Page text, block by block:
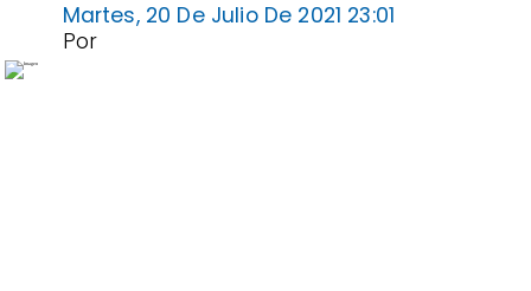
Martes, 20 De Julio De 2021 23:01
Por